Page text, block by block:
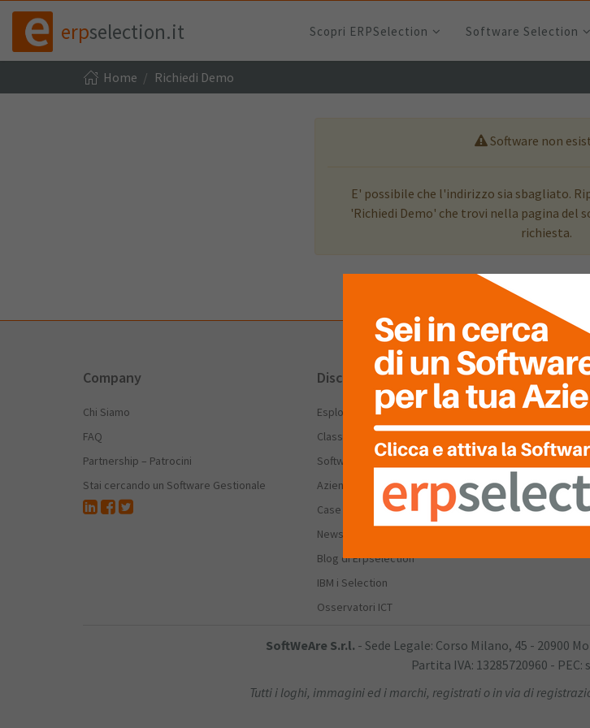
erpselection.it Scopri ERPSelection Software Selection
Home Richiedi Demo
Software non
E' possibile che l'indirizzo sia sbagliato.
'Richiedi Demo' che trovi nella pagina del
richiesta.
Company
Chi Siamo
FAQ
Partnership – Patrocini
Stai cercando un Software Gestionale
Discovery
Esplora ERPSelection
Classifiche
Software
Aziende ICT
Case Histories
News delle Aziende ICT
Blog di Erpselection
IBM i Selection
Osservatori ICT
Privacy
Termini
Profili
SoftWeAre S.r.l. - Sede Legale: Corso Milano, 45 - 20900
Partita IVA: 13285720960 -
Tutti i loghi, immagini ed i marchi, registrati o in via di